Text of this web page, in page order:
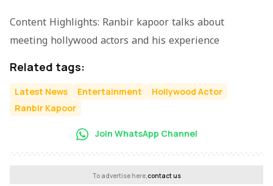
Content Highlights: Ranbir kapoor talks about
meeting hollywood actors and his experience
Related tags:
Latest News Entertainment
Hollywood Actor
Ranbir Kapoor
Join WhatsApp Channel
To advertise here,contact us